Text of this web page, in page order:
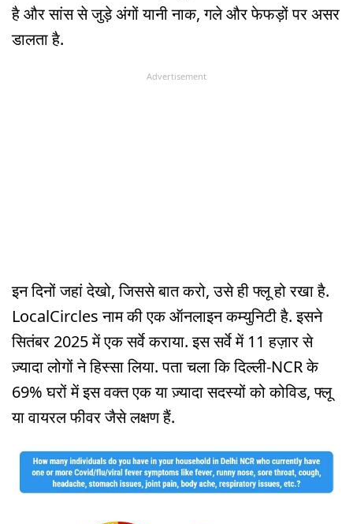
है और सांस से जुड़े अंगों यानी नाक, गले और फेफड़ों पर असर
डालता है.
Advertisement
इन दिनों जहां देखो, जिससे बात करो, उसे ही फ्लू हो रखा है.
LocalCircles नाम की एक ऑनलाइन कम्युनिटी है. इसने
सितंबर 2025 में एक सर्वे कराया. इस सर्वे में 11 हज़ार से
ज़्यादा लोगों ने हिस्सा लिया. पता चला कि दिल्ली-NCR के
69% घरों में इस वक्त एक या ज़्यादा सदस्यों को कोविड, फ्लू
या वायरल फीवर जैसे लक्षण हैं.